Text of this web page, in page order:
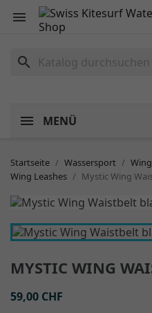

search
MENÜ
Startseite Wassersport
Wing Leashes
Mystic Wing
MYSTIC WING
59,00 CHF